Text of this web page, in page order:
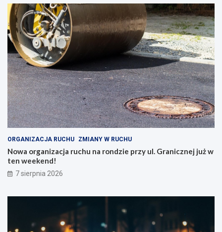
ORGANIZACJA RUCHU ZMIANY W RUCHU
Nowa organizacja ruchu na rondzie przy ul. Granicznej już w
ten weekend!
7 sierpnia 2026